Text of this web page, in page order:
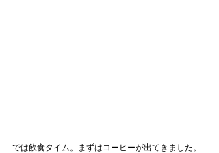
では飲食タイム。まずはコーヒーが出てきました。